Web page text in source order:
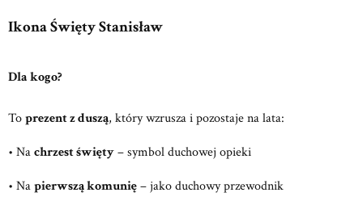
Ikona Święty Stanisław
Dla kogo?
To prezent z duszą, który wzrusza i pozostaje na lata:
• Na chrzest święty – symbol duchowej opieki
• Na pierwszą komunię – jako duchowy przewodnik